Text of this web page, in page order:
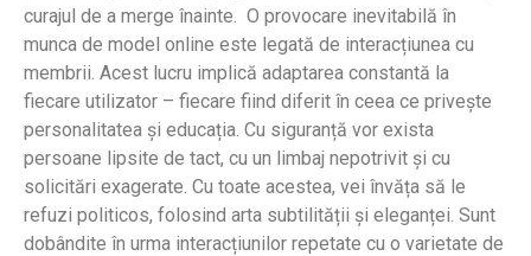
curajul de a merge înainte. O provocare inevitabilă în
munca de model online este legată de interacțiunea cu
membrii. Acest lucru implică adaptarea constantă la
fiecare utilizator – fiecare fiind diferit în ceea ce privește
personalitatea și educația. Cu siguranță vor exista
persoane lipsite de tact, cu un limbaj nepotrivit și cu
solicitări exagerate. Cu toate acestea, vei învăța să le
refuzi politicos, folosind arta subtilității și eleganței. Sunt
dobândite în urma interacțiunilor repetate cu o varietate de